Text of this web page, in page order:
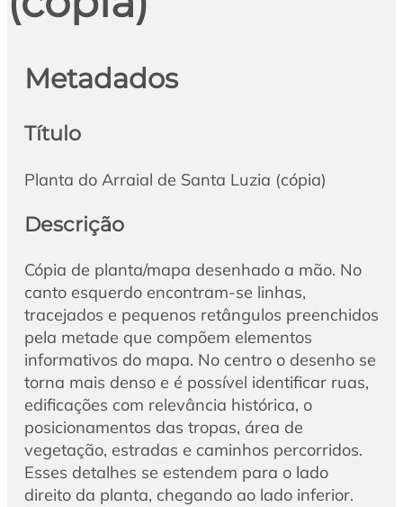
Metadados
Título
Planta do Arraial de Santa Luzia (cópia)
Descrição
Cópia de planta/mapa desenhado a mão. No
canto esquerdo encontram-se linhas,
tracejados e pequenos retângulos preenchidos
pela metade que compõem elementos
informativos do mapa. No centro o desenho se
torna mais denso e é possível identificar ruas,
edificações com relevância histórica, o
posicionamentos das tropas, área de
vegetação, estradas e caminhos percorridos.
Esses detalhes se estendem para o lado
direito da planta, chegando ao lado inferior.